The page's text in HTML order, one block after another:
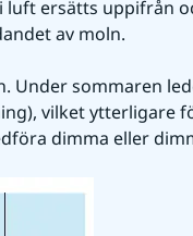
luft ersätts uppifrån
av moln.
Under sommaren
vilket ytterligare
dimma eller